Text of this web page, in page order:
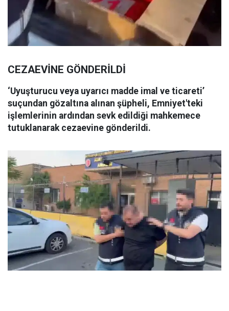
CEZAEVİNE GÖNDERİLDİ
‘Uyuşturucu veya uyarıcı madde imal ve ticareti’
suçundan gözaltına alınan şüpheli, Emniyet'teki
işlemlerinin ardından sevk edildiği mahkemece
tutuklanarak cezaevine gönderildi.